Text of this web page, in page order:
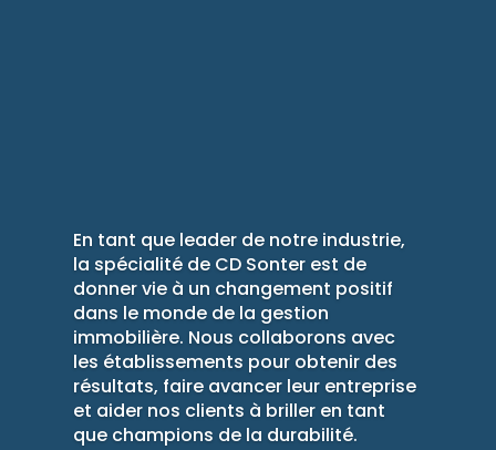
En tant que leader de notre industrie,
la spécialité de CD Sonter est de
donner vie à un changement positif
dans le monde de la gestion
immobilière. Nous collaborons avec
les établissements pour obtenir des
résultats, faire avancer leur entreprise
et aider nos clients à briller en tant
que champions de la durabilité.